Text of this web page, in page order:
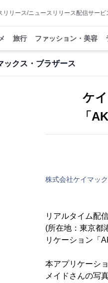
リリース/ニュースリリース配信サービ
旅行 ファッション・美容
ックス・ブラザース
ケ
「
株式会社ケイマッ
リアルタイム配
(所在地：東京都
リケーション「
本アプリケーシ
メイドさんの写